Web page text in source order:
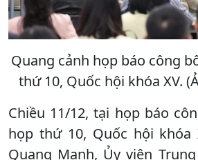
Quang cảnh họp báo công
thứ 10, Quốc hội khóa XV.
Chiều 11/12, tại họp báo
họp thứ 10, Quốc hội khóa
Quang Mạnh, Ủy viên